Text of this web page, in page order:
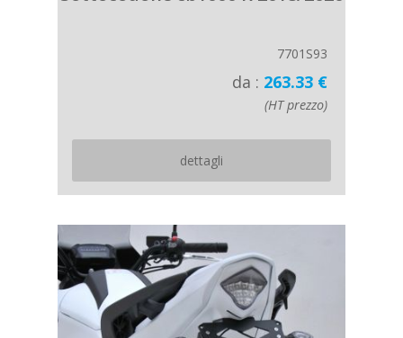
7701S93
da : 263.33 €
(HT prezzo)
dettagli